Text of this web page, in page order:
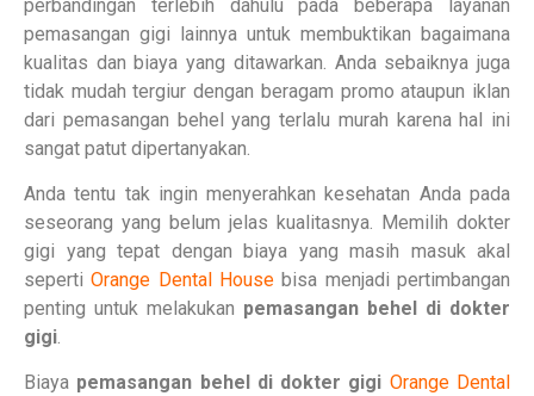
perbandingan terlebih dahulu pada beberapa layanan
pemasangan gigi lainnya untuk membuktikan bagaimana
kualitas dan biaya yang ditawarkan. Anda sebaiknya juga
tidak mudah tergiur dengan beragam promo ataupun iklan
dari pemasangan behel yang terlalu murah karena hal ini
sangat patut dipertanyakan.
Anda tentu tak ingin menyerahkan kesehatan Anda pada
seseorang yang belum jelas kualitasnya. Memilih dokter
gigi yang tepat dengan biaya yang masih masuk akal
sepertiOrange Dental House bisa menjadi pertimbangan
penting untuk melakukan pemasangan behel di dokter
gigi.
Biaya pemasangan behel di dokter gigi Orange Dental